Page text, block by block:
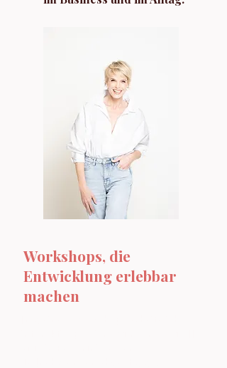
Workshops, die
Entwicklung erlebbar
machen